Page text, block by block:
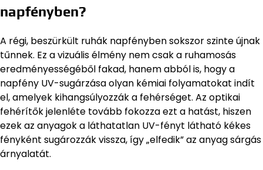
napfényben?
A régi, beszürkült ruhák napfényben sokszor szinte újnak
tűnnek. Ez a vizuális élmény nem csak a ruhamosás
eredményességéből fakad, hanem abból is, hogy a
napfény UV-sugárzása olyan kémiai folyamatokat indít
el, amelyek kihangsúlyozzák a fehérséget. Az optikai
fehérítők jelenléte tovább fokozza ezt a hatást, hiszen
ezek az anyagok a láthatatlan UV-fényt látható kékes
fényként sugározzák vissza, így „elfedik” az anyag sárgás
árnyalatát.